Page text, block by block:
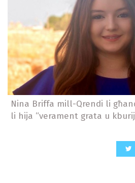
Nina Briffa mill-Qrendi li
li hija “verament grata u